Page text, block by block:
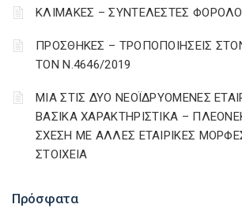
Πρόσφατα
ΚΛΙΜΑΚΕΣ – ΣΥΝΤΕΛΕΣΤΕΣ
ΠΡΟΣΘΗΚΕΣ – ΤΡΟΠΟΠΟΙΗΣΕΙΣ
ΤΟΝ Ν.4646/2019
ΜΙΑ ΣΤΙΣ ΔΥΟ ΝΕΟΪΔΡΥΟΜΕΝΕΣ
ΒΑΣΙΚΑ ΧΑΡΑΚΤΗΡΙΣΤΙΚΑ –
ΣΧΕΣΗ ΜΕ ΑΛΛΕΣ ΕΤΑΙΡΙΚΕΣ
ΣΤΟΙΧΕΙΑ